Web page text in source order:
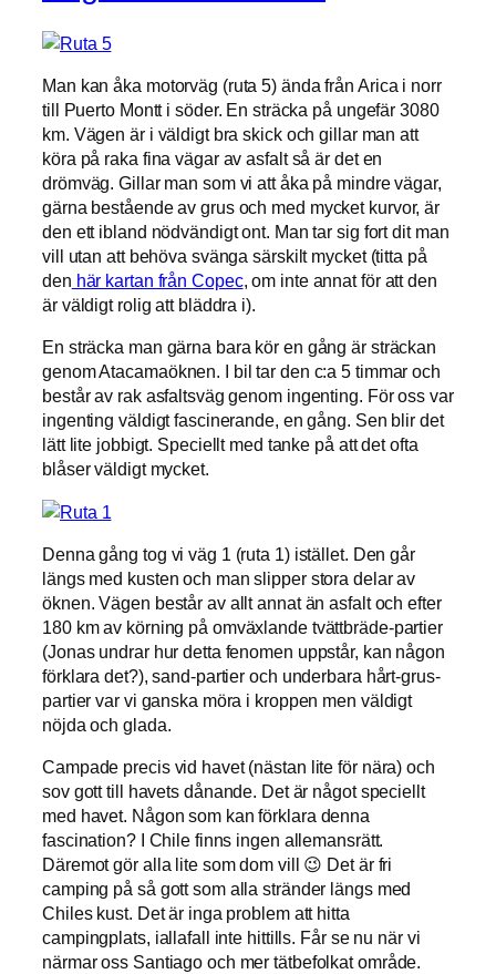
Man kan åka motorväg (ruta 5) ända från Arica i norr
till Puerto Montt i söder. En sträcka på ungefär 3080
km. Vägen är i väldigt bra skick och gillar man att
köra på raka fina vägar av asfalt så är det en
drömväg. Gillar man som vi att åka på mindre vägar,
gärna bestående av grus och med mycket kurvor, är
den ett ibland nödvändigt ont. Man tar sig fort dit man
vill utan att behöva svänga särskilt mycket (titta på
den här kartan från Copec, om inte annat för att den
är väldigt rolig att bläddra i).
En sträcka man gärna bara kör en gång är sträckan
genom Atacamaöknen. I bil tar den c:a 5 timmar och
består av rak asfaltsväg genom ingenting. För oss var
ingenting väldigt fascinerande, en gång. Sen blir det
lätt lite jobbigt. Speciellt med tanke på att det ofta
blåser väldigt mycket.
Denna gång tog vi väg 1 (ruta 1) istället. Den går
längs med kusten och man slipper stora delar av
öknen. Vägen består av allt annat än asfalt och efter
180 km av körning på omväxlande tvättbräde-partier
(Jonas undrar hur detta fenomen uppstår, kan någon
förklara det?), sand-partier och underbara hårt-grus-
partier var vi ganska möra i kroppen men väldigt
nöjda och glada.
Campade precis vid havet (nästan lite för nära) och
sov gott till havets dånande. Det är något speciellt
med havet. Någon som kan förklara denna
fascination? I Chile finns ingen allemansrätt.
Däremot gör alla lite som dom vill 😉 Det är fri
camping på så gott som alla stränder längs med
Chiles kust. Det är inga problem att hitta
campingplats, iallafall inte hittills. Får se nu när vi
närmar oss Santiago och mer tätbefolkat område.